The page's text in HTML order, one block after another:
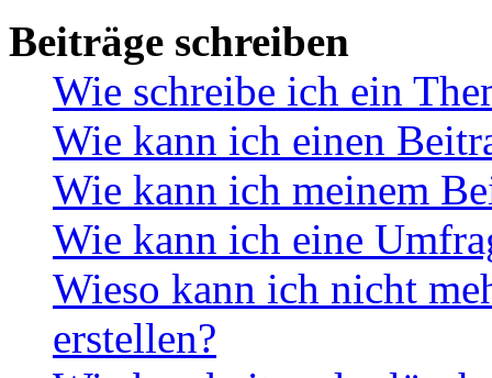
Beiträge schreiben
Wie schreibe ich ein
Wie kann ich einen
Wie kann ich meinem
Wie kann ich eine
Wieso kann ich nicht
erstellen?